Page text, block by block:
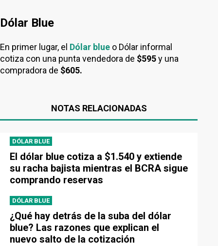
Dólar Blue
En primer lugar, el Dólar blue o Dólar informal
cotiza con una punta vendedora de $595y una
compradora de $605.
NOTAS RELACIONADAS
DÓLAR BLUE
El dólar blue cotiza a $1.540 y extiende
su racha bajista mientras el BCRA sigue
comprando reservas
DÓLAR BLUE
¿Qué hay detrás de la suba del dólar
blue? Las razones que explican el
nuevo salto de la cotización